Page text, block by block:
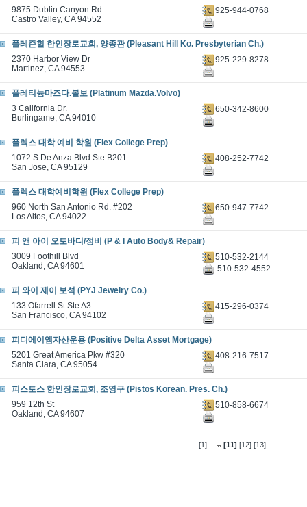
9875 Dublin Canyon Rd
Castro Valley, CA 94552
925-944-0768
플레즌힐 한인장로교회, 양종관 (Pleasant Hill Ko. Presbyterian Ch.)
2370 Harbor View Dr
Martinez, CA 94553
925-229-8278
플레티늄마즈다.볼보 (Platinum Mazda.Volvo)
3 California Dr.
Burlingame, CA 94010
650-342-8600
플렉스 대학 예비 학원 (Flex College Prep)
1072 S De Anza Blvd Ste B201
San Jose, CA 95129
408-252-7742
플렉스 대학예비학원 (Flex College Prep)
960 North San Antonio Rd. #202
Los Altos, CA 94022
650-947-7742
피 앤 아이 오토바디/정비 (P & I Auto Body& Repair)
3009 Foothill Blvd
Oakland, CA 94601
510-532-2144
510-532-4552
피 와이 제이 보석 (PYJ Jewelry Co.)
133 Ofarrell St Ste A3
San Francisco, CA 94102
415-296-0374
피디에이엠자산운용 (Positive Delta Asset Mortgage)
5201 Great America Pkw #320
Santa Clara, CA 95054
408-216-7517
피스토스 한인장로교회, 조영구 (Pistos Korean. Pres. Ch.)
959 12th St
Oakland, CA 94607
510-858-6674
[1] ... [11] [12] [13]